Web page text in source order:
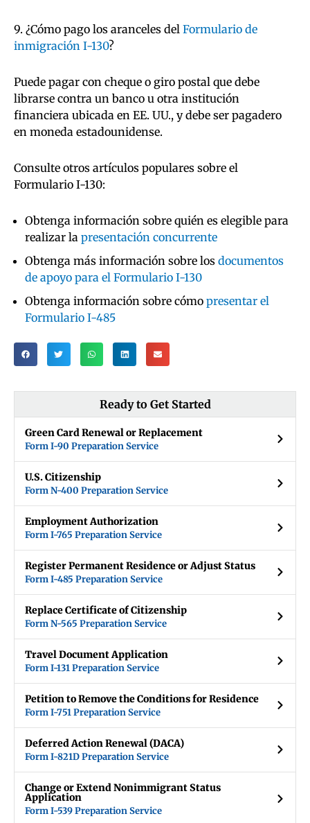
9. ¿Cómo pago los aranceles del Formulario de
inmigración I-130?
Puede pagar con cheque o giro postal que debe
librarse contra un banco u otra institución
financiera ubicada en EE. UU., y debe ser pagadero
en moneda estadounidense.
Consulte otros artículos populares sobre el
Formulario I-130:
Obtenga información sobre quién es elegible para
realizar la presentación concurrente
Obtenga más información sobre los documentos
de apoyo para el Formulario I-130
Obtenga información sobre cómo presentar el
Formulario I-485
Ready to Get Started
Green Card Renewal or Replacement
Form I-90 Preparation Service
U.S. Citizenship
Form N-400 Preparation Service
Employment Authorization
Form I-765 Preparation Service
Register Permanent Residence or Adjust Status
Form I-485 Preparation Service
Replace Certificate of Citizenship
Form N-565 Preparation Service
Travel Document Application
Form I-131 Preparation Service
Petition to Remove the Conditions for Residence
Form I-751 Preparation Service
Deferred Action Renewal (DACA)
Form I-821D Preparation Service
Change or Extend Nonimmigrant Status
Application
Form I-539 Preparation Service